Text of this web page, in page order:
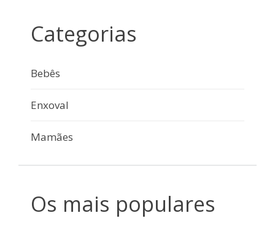
Categorias
Bebês
Enxoval
Mamães
Os mais populares